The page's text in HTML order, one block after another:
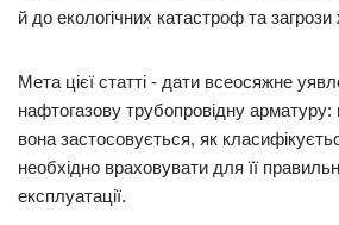
й до екологічних катастроф та
Мета цієї статті - дати всеосяжне
нафтогазову трубопровідну
вона застосовується, як
необхідно враховувати для її
експлуатації.